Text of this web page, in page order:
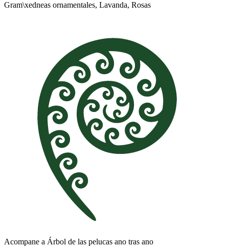
Gram\xedneas ornamentales, Lavanda, Rosas
Acompane a Árbol de las pelucas ano tras ano